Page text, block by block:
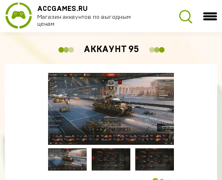
ACCGAMES.RU
Магазин аккаунтов по выгодным
ценам
АККАУНТ 95